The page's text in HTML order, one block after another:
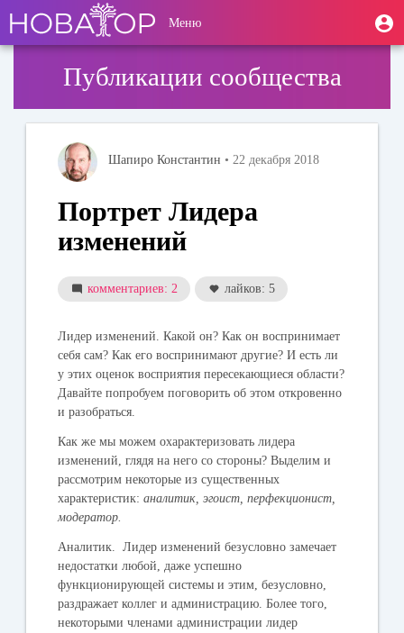
основному
содержанию
User
account
Меню
Публикации сообщества
Шапиро Константин • 22 декабря 2018
Портрет Лидера
изменений
комментариев: 2 лайков: 5
Лидер изменений. Какой он? Как он воспринимает
себя сам? Как его воспринимают другие? И есть ли
у этих оценок восприятия пересекающиеся области?
Давайте попробуем поговорить об этом откровенно
и разобраться.
Как же мы можем охарактеризовать лидера
изменений, глядя на него со стороны? Выделим и
рассмотрим некоторые из существенных
характеристик:аналитик, эгоист, перфекционист,
модератор.
Аналитик. Лидер изменений безусловнозамечает
недостатки любой, даже успешно
функционирующей системы и этим, безусловно,
раздражает коллег и администрацию. Более того,
некоторыми членами администрации лидер